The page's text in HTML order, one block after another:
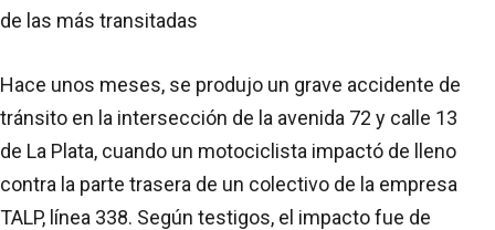
de las más transitadas
Hace unos meses, se produjo un grave accidente de
tránsito en la intersección de la avenida 72 y calle 13
de La Plata, cuando un motociclista impactó de lleno
contra la parte trasera de un colectivo de la empresa
TALP, línea 338. Según testigos, el impacto fue de